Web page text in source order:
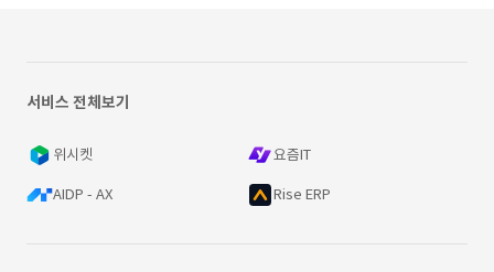
서비스 전체보기
위시켓 요즘IT
AIDP - AX Rise ERP